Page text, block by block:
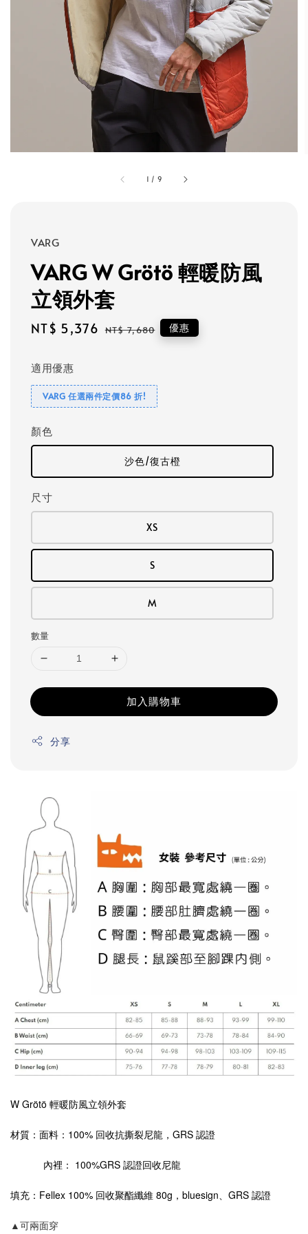
1 / 9
VARG
VARG W Grötö 輕暖防風
立領外套
Sale
NT$ 5,376 Regular
NT$ 7,680 優惠
適用優惠
VARG 任選兩件定價86 折!
顏色
沙色/復古橙
尺寸
XS
S
M
數量
加入購物車
分享
W Grötö 輕暖防風立領外套
材質：面料：100% 回收抗撕裂尼龍，GRS 認證
內裡： 100%GRS 認證回收尼龍
填充：Fellex 100% 回收聚酯纖維 80g，bluesign、GRS 認證
▲可兩面穿